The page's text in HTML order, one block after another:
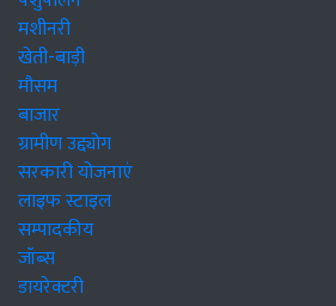
मशीनरी
खेती-बाड़ी
मौसम
बाजार
ग्रामीण उद्द्योग
सरकारी योजनाएं
लाइफ स्टाइल
सम्पादकीय
जॉब्स
डायरेक्टरी